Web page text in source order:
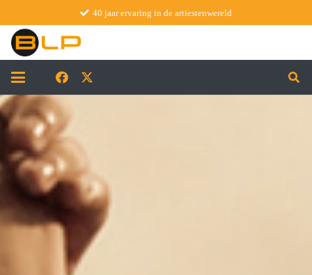
40 jaar ervaring in de artiestenwereld